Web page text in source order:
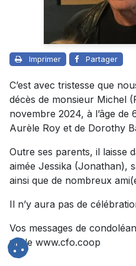
Imprimer Partager
C’est avec tristesse que
décès de monsieur Michel
novembre 2024, à l’âge de
Aurèle Roy et de Dorothy
Outre ses parents, il laisse
aimée Jessika (Jonathan),
ainsi que de nombreux
Il n’y aura pas de
Vos messages de
via le www.cfo.coop